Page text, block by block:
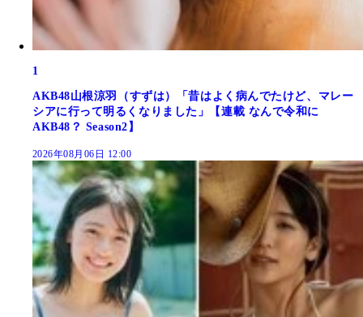
1
AKB48山根涼羽（すずは）「昔はよく病んでたけど、マレー
シアに行って明るくなりました」【連載 なんで令和に
AKB48？ Season2】
2026年08月06日 12:00